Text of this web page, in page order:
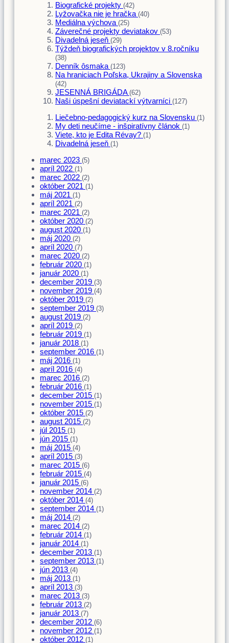
Biografické projekty (42)
Lyžovačka nie je hračka (40)
Mediálna výchova (25)
Záverečné projekty deviatakov (53)
Divadelná jeseň (29)
Týždeň biografických projektov v 8.ročníku
(38)
Denník ôsmaka (123)
Na hraniciach Poľska, Ukrajiny a Slovenska
(42)
JESENNÁ BRIGÁDA (62)
Naši úspešní deviatackí výtvarníci (127)
Liečebno-pedagogický kurz na Slovensku (1)
My deti neučíme - inšpiratívny článok (1)
Viete, kto je Edita Révay? (1)
Divadelná jeseň (1)
marec 2023 (5)
apríl 2022 (1)
marec 2022 (2)
október 2021 (1)
máj 2021 (1)
apríl 2021 (2)
marec 2021 (2)
október 2020 (2)
august 2020 (1)
máj 2020 (2)
apríl 2020 (7)
marec 2020 (2)
február 2020 (1)
január 2020 (1)
december 2019 (3)
november 2019 (4)
október 2019 (2)
september 2019 (3)
august 2019 (2)
apríl 2019 (2)
február 2019 (1)
január 2018 (1)
september 2016 (1)
máj 2016 (1)
apríl 2016 (4)
marec 2016 (2)
február 2016 (1)
december 2015 (1)
november 2015 (1)
október 2015 (2)
august 2015 (2)
júl 2015 (1)
jún 2015 (1)
máj 2015 (4)
apríl 2015 (3)
marec 2015 (6)
február 2015 (4)
január 2015 (6)
november 2014 (2)
október 2014 (4)
september 2014 (1)
máj 2014 (2)
marec 2014 (2)
február 2014 (1)
január 2014 (1)
december 2013 (1)
september 2013 (1)
jún 2013 (4)
máj 2013 (1)
apríl 2013 (3)
marec 2013 (3)
február 2013 (2)
január 2013 (7)
december 2012 (6)
november 2012 (1)
október 2012 (1)